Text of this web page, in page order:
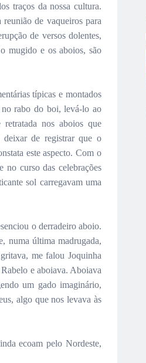
traços da nossa cultura.
de vaqueiros para
de versos dolentes,
mugido e os aboios, são
típicas e montados
no rabo do boi, levá-lo ao
nos aboios que
deixar de registrar que o
este aspecto. Com o
curso das celebrações
sol carregavam uma
o derradeiro aboio.
numa última madrugada,
me falou Joquinha
e aboiava. Aboiava
um gado imaginário,
algo que nos levava às
ecoam pelo Nordeste,